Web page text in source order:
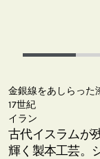
金銀線をあしらった
17世紀
イラン
古代イスラムが
輝く製本工芸。